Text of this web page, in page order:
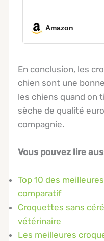
Amazon
En conclusion, les
chien sont une
les chiens quand on
sèche de qualité
compagnie.
Vous pouvez lire
Top 10 des
comparatif
Croquettes sans
vétérinaire
Les meilleures